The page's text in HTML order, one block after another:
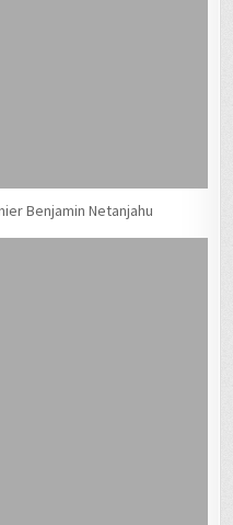
Benjamin Netanjahu